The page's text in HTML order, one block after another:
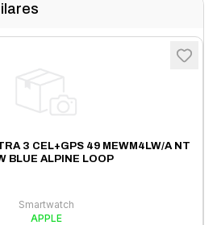
3 CEL+GPS 49 MEWM4LW/A NT
BLUE ALPINE LOOP
Smartwatch
APPLE